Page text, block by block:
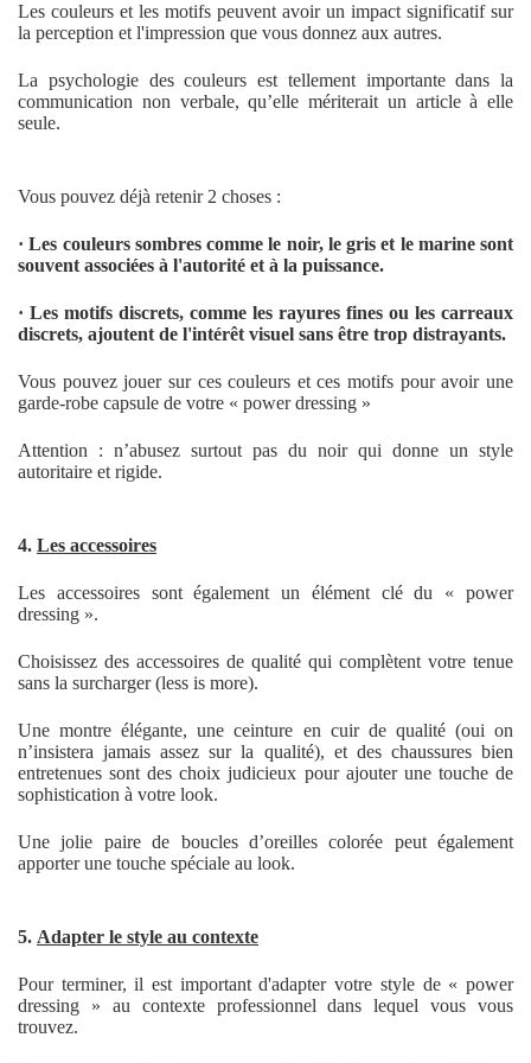
Les couleurs et les motifs peuvent avoir un impact significatif sur
la perception et l'impression que vous donnez aux autres.
La psychologie des couleurs est tellement importante dans la
communication non verbale, qu’elle mériterait un article à elle
seule.
Vous pouvez déjà retenir 2 choses :
· Les couleurs sombres comme le noir, le gris et le marine sont
souvent associées à l'autorité et à la puissance.
· Les motifs discrets, comme les rayures fines ou les carreaux
discrets, ajoutent de l'intérêt visuel sans être trop distrayants.
Vous pouvez jouer sur ces couleurs et ces motifs pour avoir une
garde-robe capsule de votre « power dressing »
Attention : n’abusez surtout pas du noir qui donne un style
autoritaire et rigide.
4. Les accessoires
Les accessoires sont également un élément clé du « power
dressing ».
Choisissez des accessoires de qualité qui complètent votre tenue
sans la surcharger (less is more).
Une montre élégante, une ceinture en cuir de qualité (oui on
n’insistera jamais assez sur la qualité), et des chaussures bien
entretenues sont des choix judicieux pour ajouter une touche de
sophistication à votre look.
Une jolie paire de boucles d’oreilles colorée peut également
apporter une touche spéciale au look.
5. Adapter le style au contexte
Pour terminer, il est important d'adapter votre style de « power
dressing » au contexte professionnel dans lequel vous vous
trouvez.